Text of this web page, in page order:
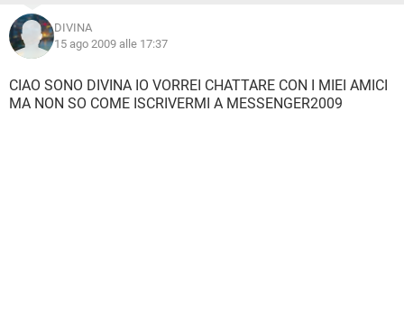
DIVINA
15 ago 2009 alle 17:37
CIAO SONO DIVINA IO VORREI CHATTARE CON I MIEI AMICI
MA NON SO COME ISCRIVERMI A MESSENGER2009